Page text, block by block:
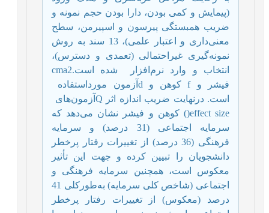
(پیمایش و کمی بودن، دارا بودن حجم نمونه و
ضریب همبستگی پیرسون و اسپیرمن، سطح
معنی‌داری و اعتبار علمی)، 13 سند به روش
نمونه‌گیری غیراحتمالی (تعمدی و دسترس)،
انتخاب و وارد نرم‌افزار
cma2شده است.
آزمون مورداستفادهd کوهن وfفیشر و
آزمون‌هایQ است. درنهایت ضریب اندازه اثر
(effect size ) کوهن و فیشر نشان می‌دهد که
سرمایه اجتماعی (31 درصد) و سرمایه
فرهنگی (36 درصد) از تغییرات رفتار پرخطر
دانشجویان را تبیین کرده و جهت این تأثیر
معکوس است، همچنین سرمایه فرهنگی و
اجتماعی (شاخص کلی سرمایه) به‌طورکلی 41
درصد (معکوس) از تغییرات رفتار پرخطر